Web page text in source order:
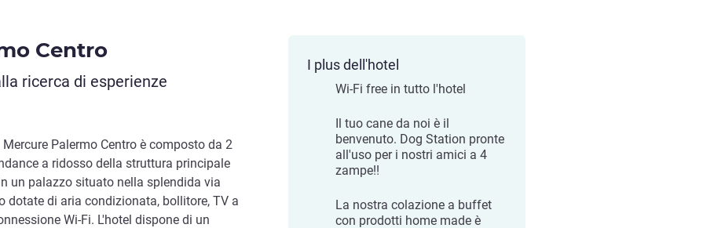
Centro
ricerca di esperienze
Palermo Centro è composto da 2
a ridosso della struttura principale
un palazzo situato nella splendida via
dotate di aria condizionata, bollitore, TV a
Wi-Fi. L'hotel dispone di un
I plus dell'hotel
Wi-Fi free in tutto l'hotel
Il tuo cane da noi è il
benvenuto. Dog Station pronte
all'uso per i nostri amici a 4
zampe!!
La nostra colazione a buffet
con prodotti home made è